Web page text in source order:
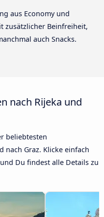
aus Economy und
zusätzlicher Beinfreiheit,
auch Snacks.
nach Rijeka und
beliebtesten
nach Graz. Klicke einfach
Du findest alle Details zu